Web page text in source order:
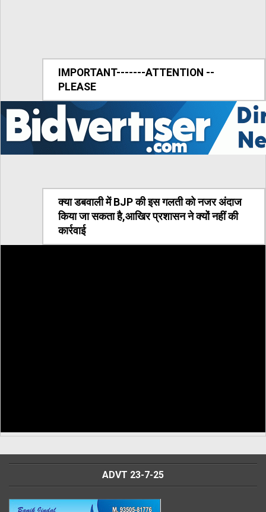
IMPORTANT-------ATTENTION --
PLEASE
क्या डबवाली में BJP की इस गलती को नजर अंदाज
किया जा सकता है,आखिर प्रशासन ने क्यों नहीं की
कार्रवाई
ADVT 23-7-25